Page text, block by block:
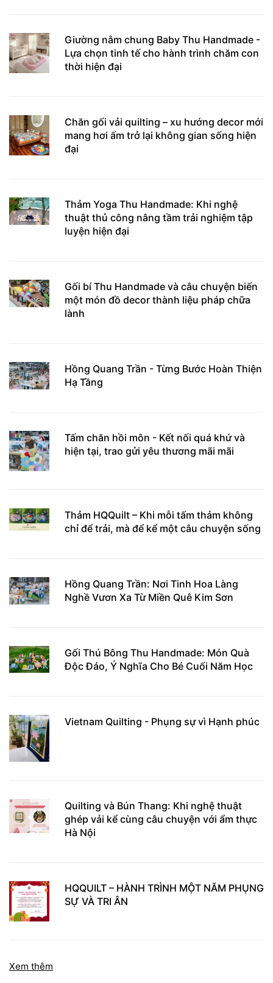
Giường nằm chung Baby Thu Handmade -
Lựa chọn tinh tế cho hành trình chăm con
thời hiện đại
Chăn gối vải quilting – xu hướng decor mới
mang hơi ấm trở lại không gian sống hiện
đại
Thảm Yoga Thu Handmade: Khi nghệ
thuật thủ công nâng tầm trải nghiệm tập
luyện hiện đại
Gối bí Thu Handmade và câu chuyện biến
một món đồ decor thành liệu pháp chữa
lành
Hồng Quang Trần - Từng Bước Hoàn Thiện
Hạ Tầng
Tấm chăn hồi môn - Kết nối quá khứ và
hiện tại, trao gửi yêu thương mãi mãi
Thảm HQQuilt – Khi mỗi tấm thảm không
chỉ để trải, mà để kể một câu chuyện sống
Hồng Quang Trần: Nơi Tinh Hoa Làng
Nghề Vươn Xa Từ Miền Quê Kim Sơn
Gối Thú Bông Thu Handmade: Món Quà
Độc Đáo, Ý Nghĩa Cho Bé Cuối Năm Học
Vietnam Quilting - Phụng sự vì Hạnh phúc
Quilting và Bún Thang: Khi nghệ thuật
ghép vải kể cùng câu chuyện với ẩm thực
Hà Nội
HQQUILT – HÀNH TRÌNH MỘT NĂM PHỤNG
SỰ VÀ TRI ÂN
Xem thêm